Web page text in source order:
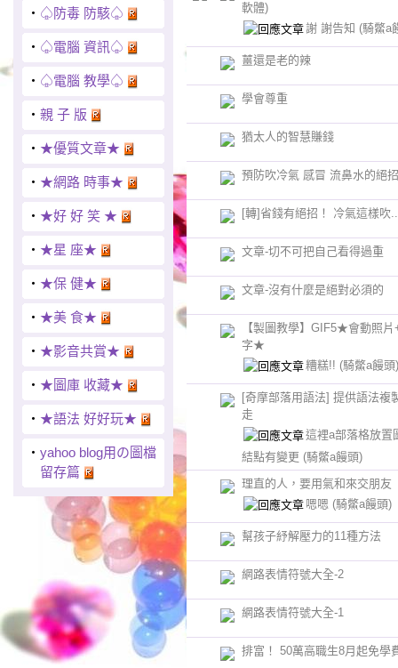
‧ ♤防毒 防駭♤
‧ ♤電腦 資訊♤
‧ ♤電腦 教學♤
‧ 親 子 版
‧ ★優質文章★
‧ ★網路 時事★
‧ ★好 好 笑 ★
‧ ★星 座★
‧ ★保 健★
‧ ★美 食★
‧ ★影音共賞★
‧ ★圖庫 收藏★
‧ ★語法 好好玩★
‧ yahoo blog用の圖檔
留存篇
軟體)
謝 謝告知 (騎鱉a
薑還是老的辣
學會尊重
猶太人的智慧賺錢
預防吹冷氣 感冒 流鼻水的絕招
[轉]省錢有絕招！ 冷氣這樣吹
文章-切不可把自己看得過重
文章-沒有什麼是絕對必須的
【製圖教學】GIF5★會動照片
字★
糟糕!! (騎鱉a饅頭)
[奇摩部落用語法] 提供語法複
走
這裡a部落格放置
結點有變更 (騎鱉a饅頭)
理直的人，要用氣和來交朋友
嗯嗯 (騎鱉a饅頭)
幫孩子紓解壓力的11種方法
網路表情符號大全-2
網路表情符號大全-1
排富！ 50萬高職生8月起免學